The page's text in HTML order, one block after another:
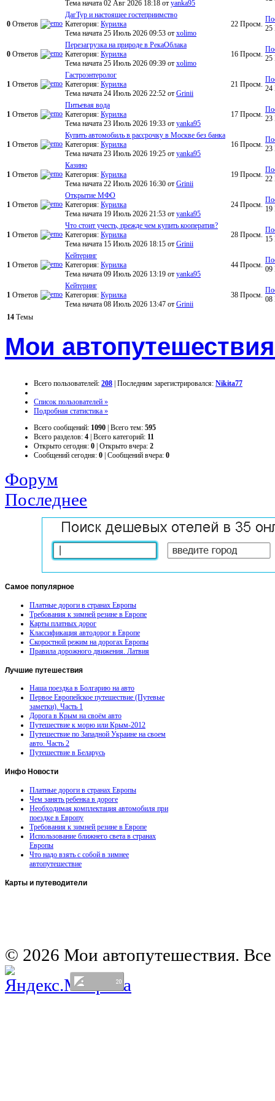
Тема начата 02 Авг 2026 18:18 от yanka95
0 Ответов
ДагТур и настоящее гостеприимство
Категория: Курилка
Тема начата 25 Июль 2026 09:53 от xolimo
22 Просм. 25
0 Ответов
Перезагрузка на природе в РекаОблака
Категория: Курилка
Тема начата 25 Июль 2026 09:39 от xolimo
16 Просм. 25
1 Ответов
Гастроэнтеролог
Категория: Курилка
Тема начата 24 Июль 2026 22:52 от Grinii
21 Просм. 24
1 Ответов
Питьевая вода
Категория: Курилка
Тема начата 23 Июль 2026 19:33 от yanka95
17 Просм. 23
1 Ответов
Купить автомобиль в рассрочку в Москве без банка
Категория: Курилка
Тема начата 23 Июль 2026 19:25 от yanka95
16 Просм. 23
1 Ответов
Казино
Категория: Курилка
Тема начата 22 Июль 2026 16:30 от Grinii
19 Просм. 22
1 Ответов
Открытие МФО
Категория: Курилка
Тема начата 19 Июль 2026 21:53 от yanka95
24 Просм. 19
1 Ответов
Что стоит учесть, прежде чем купить кооператив?
Категория: Курилка
Тема начата 15 Июль 2026 18:15 от Grinii
28 Просм. 15
1 Ответов
Кейтеринг
Категория: Курилка
Тема начата 09 Июль 2026 13:19 от yanka95
44 Просм. 09
1 Ответов
Кейтеринг
Категория: Курилка
Тема начата 08 Июль 2026 13:47 от Grinii
38 Просм. 08
14 Темы
Мои
Всего пользователей: 208 | Последним зарегистрировался: Nikita77
Список пользователей »
Подробная статистика »
Всего сообщений: 1090 | Всего тем: 595
Всего разделов: 4 | Всего категорий: 11
Открыто сегодня: 0 | Открыто вчера: 2
Сообщений сегодня: 0 | Сообщений вчера: 0
Форум
Последнее
Самое популярное
Платные дороги в странах Европы
Требования к зимней резине в Европе
Карты платных дорог
Классификация автодорог в Европе
Скоростной режим на дорогах Европы
Правила дорожного движения. Латвия
Лучшие путешествия
Наша поездка в Болгарию на авто
Первое Европейское путешествие (Путевые
заметки). Часть 1
Дорога в Крым на своём авто
Путешествие к морю или Крым-2012
Путешествие по Западной Украине на своем
авто. Часть 2
Путешествие в Беларусь
Инфо Новости
Платные дороги в странах Европы
Чем занять ребенка в дороге
Необходимая комплектация автомобиля при
поездке в Европу
Требования к зимней резине в Европе
Использование ближнего света в странах
Европы
Что надо взять с собой в зимнее
автопутешествие
Карты и путеводители
© 2026 Мои автопутешествия.